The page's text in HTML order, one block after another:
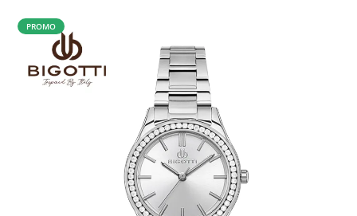
PROMO